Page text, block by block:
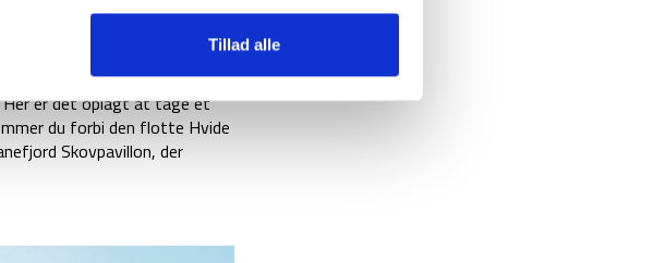
Tillad alle
langs med havet på denne
du til Busemarke Mose,
Her er det oplagt at tage et
du forbi den flotte Hvide
Skovpavillon, der